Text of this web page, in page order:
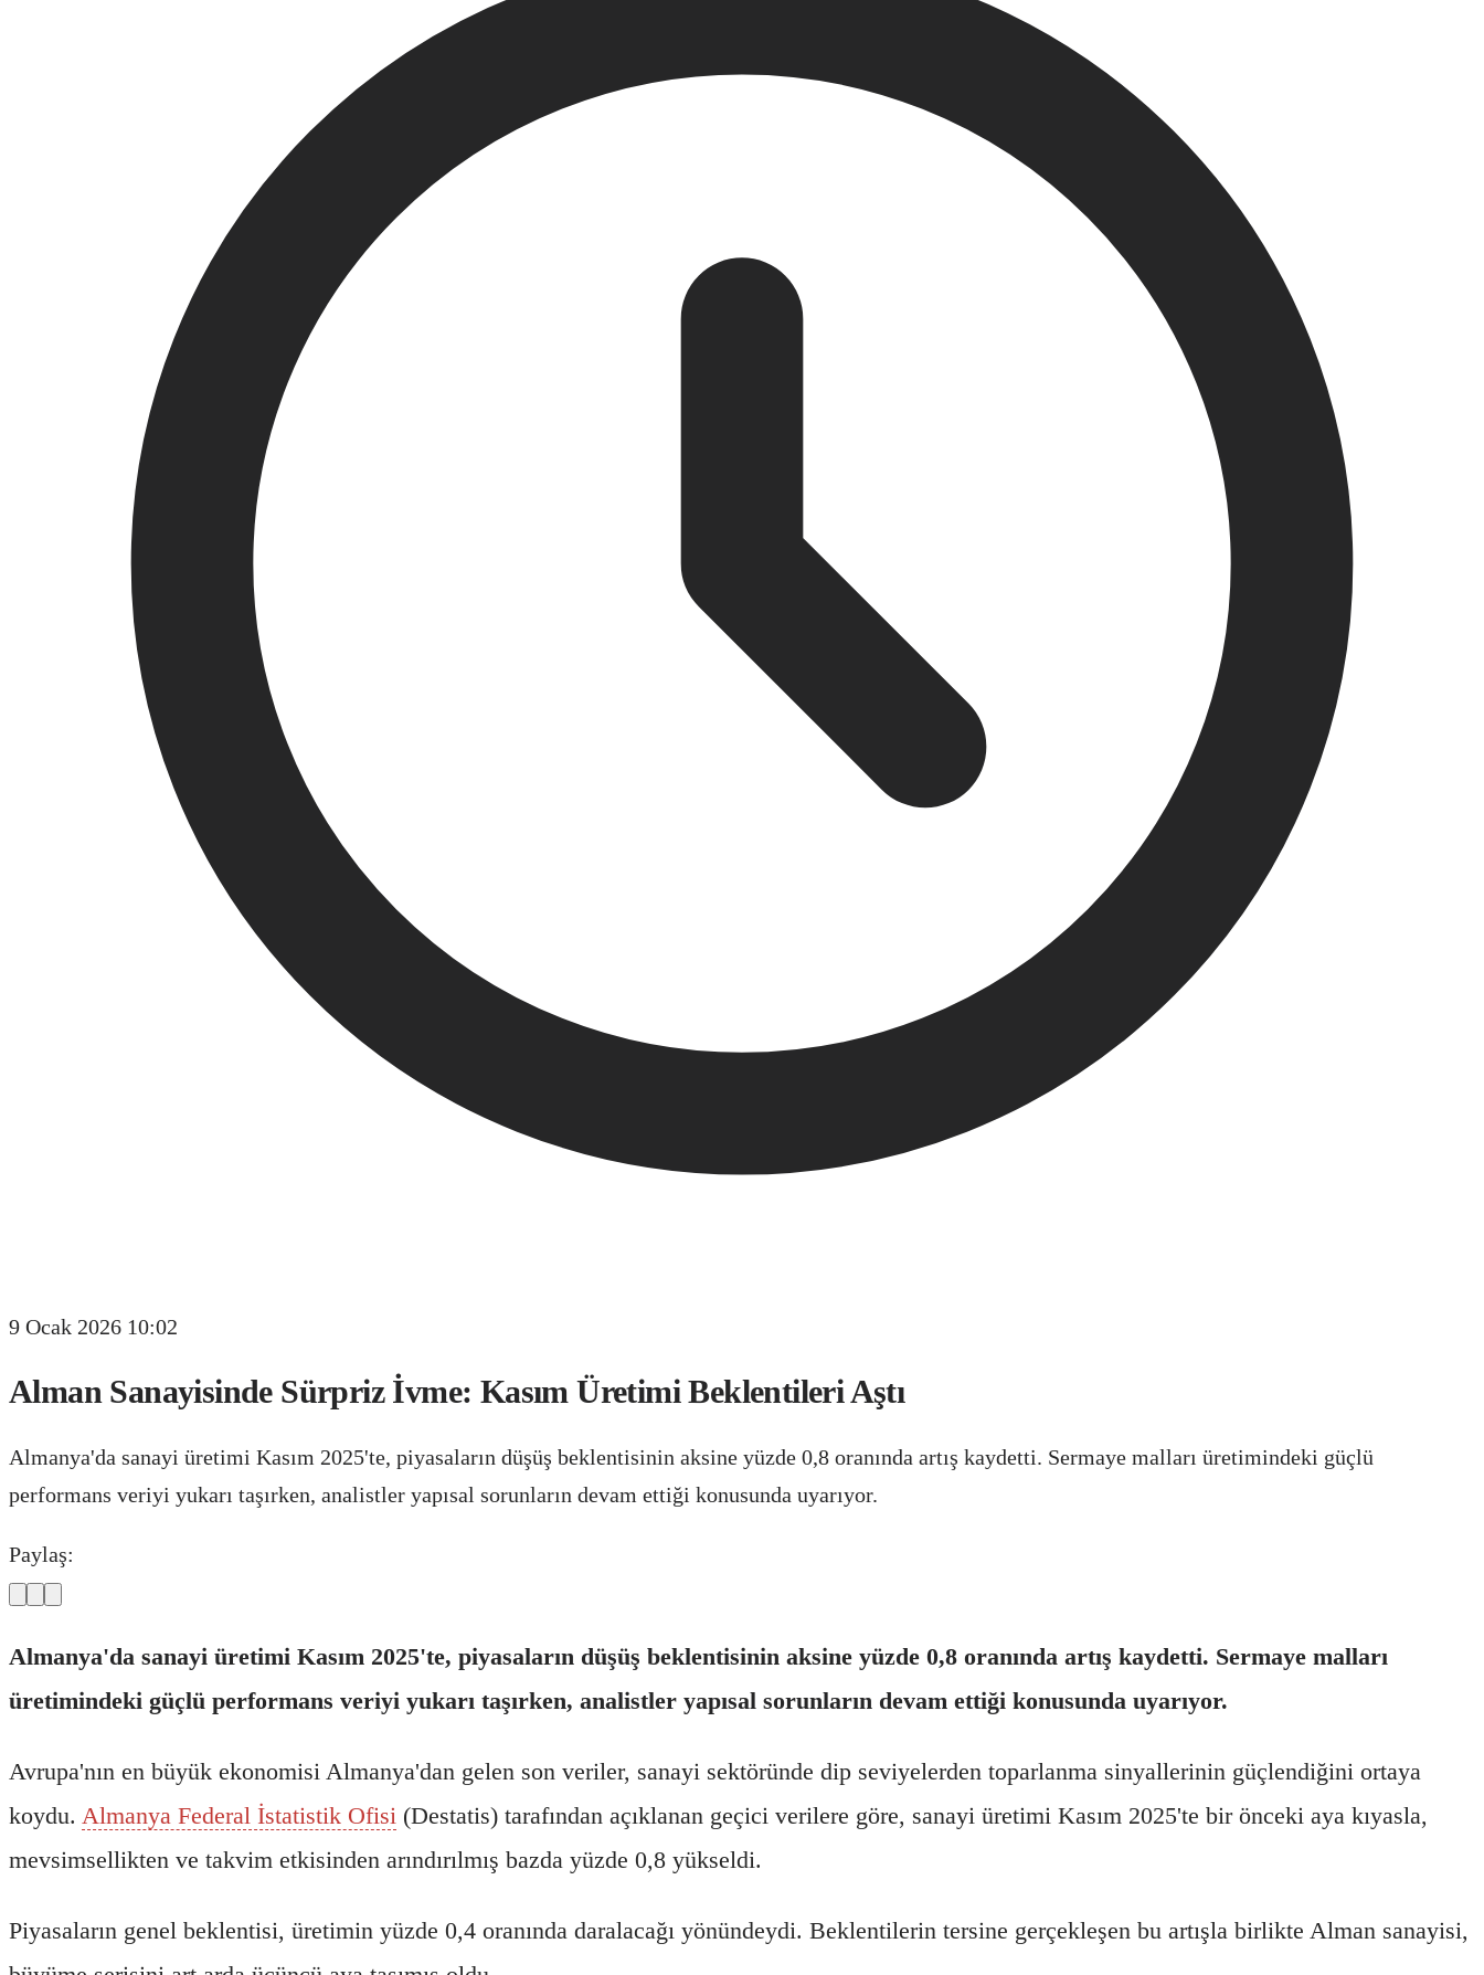
9 Ocak 2026 10:02
Alman Sanayisinde Sürpriz İvme: Kasım Üretimi Beklentileri Aştı
Almanya'da sanayi üretimi Kasım 2025'te, piyasaların düşüş beklentisinin aksine yüzde 0,8 oranında artış kaydetti. Sermaye malları üretimindeki güçlü
performans veriyi yukarı taşırken, analistler yapısal sorunların devam ettiği konusunda uyarıyor.
Paylaş:
Almanya'da sanayi üretimi Kasım 2025'te, piyasaların düşüş beklentisinin aksine yüzde 0,8 oranında artış kaydetti. Sermaye malları
üretimindeki güçlü performans veriyi yukarı taşırken, analistler yapısal sorunların devam ettiği konusunda uyarıyor.
Avrupa'nın en büyük ekonomisi Almanya'dan gelen son veriler, sanayi sektöründe dip seviyelerden toparlanma sinyallerinin güçlendiğini ortaya
koydu. Almanya Federal İstatistik Ofisi (Destatis) tarafından açıklanan geçici verilere göre, sanayi üretimi Kasım 2025'te bir önceki aya kıyasla,
mevsimsellikten ve takvim etkisinden arındırılmış bazda yüzde 0,8 yükseldi.
Piyasaların genel beklentisi, üretimin yüzde 0,4 oranında daralacağı yönündeydi. Beklentilerin tersine gerçekleşen bu artışla birlikte Alman sanayisi,